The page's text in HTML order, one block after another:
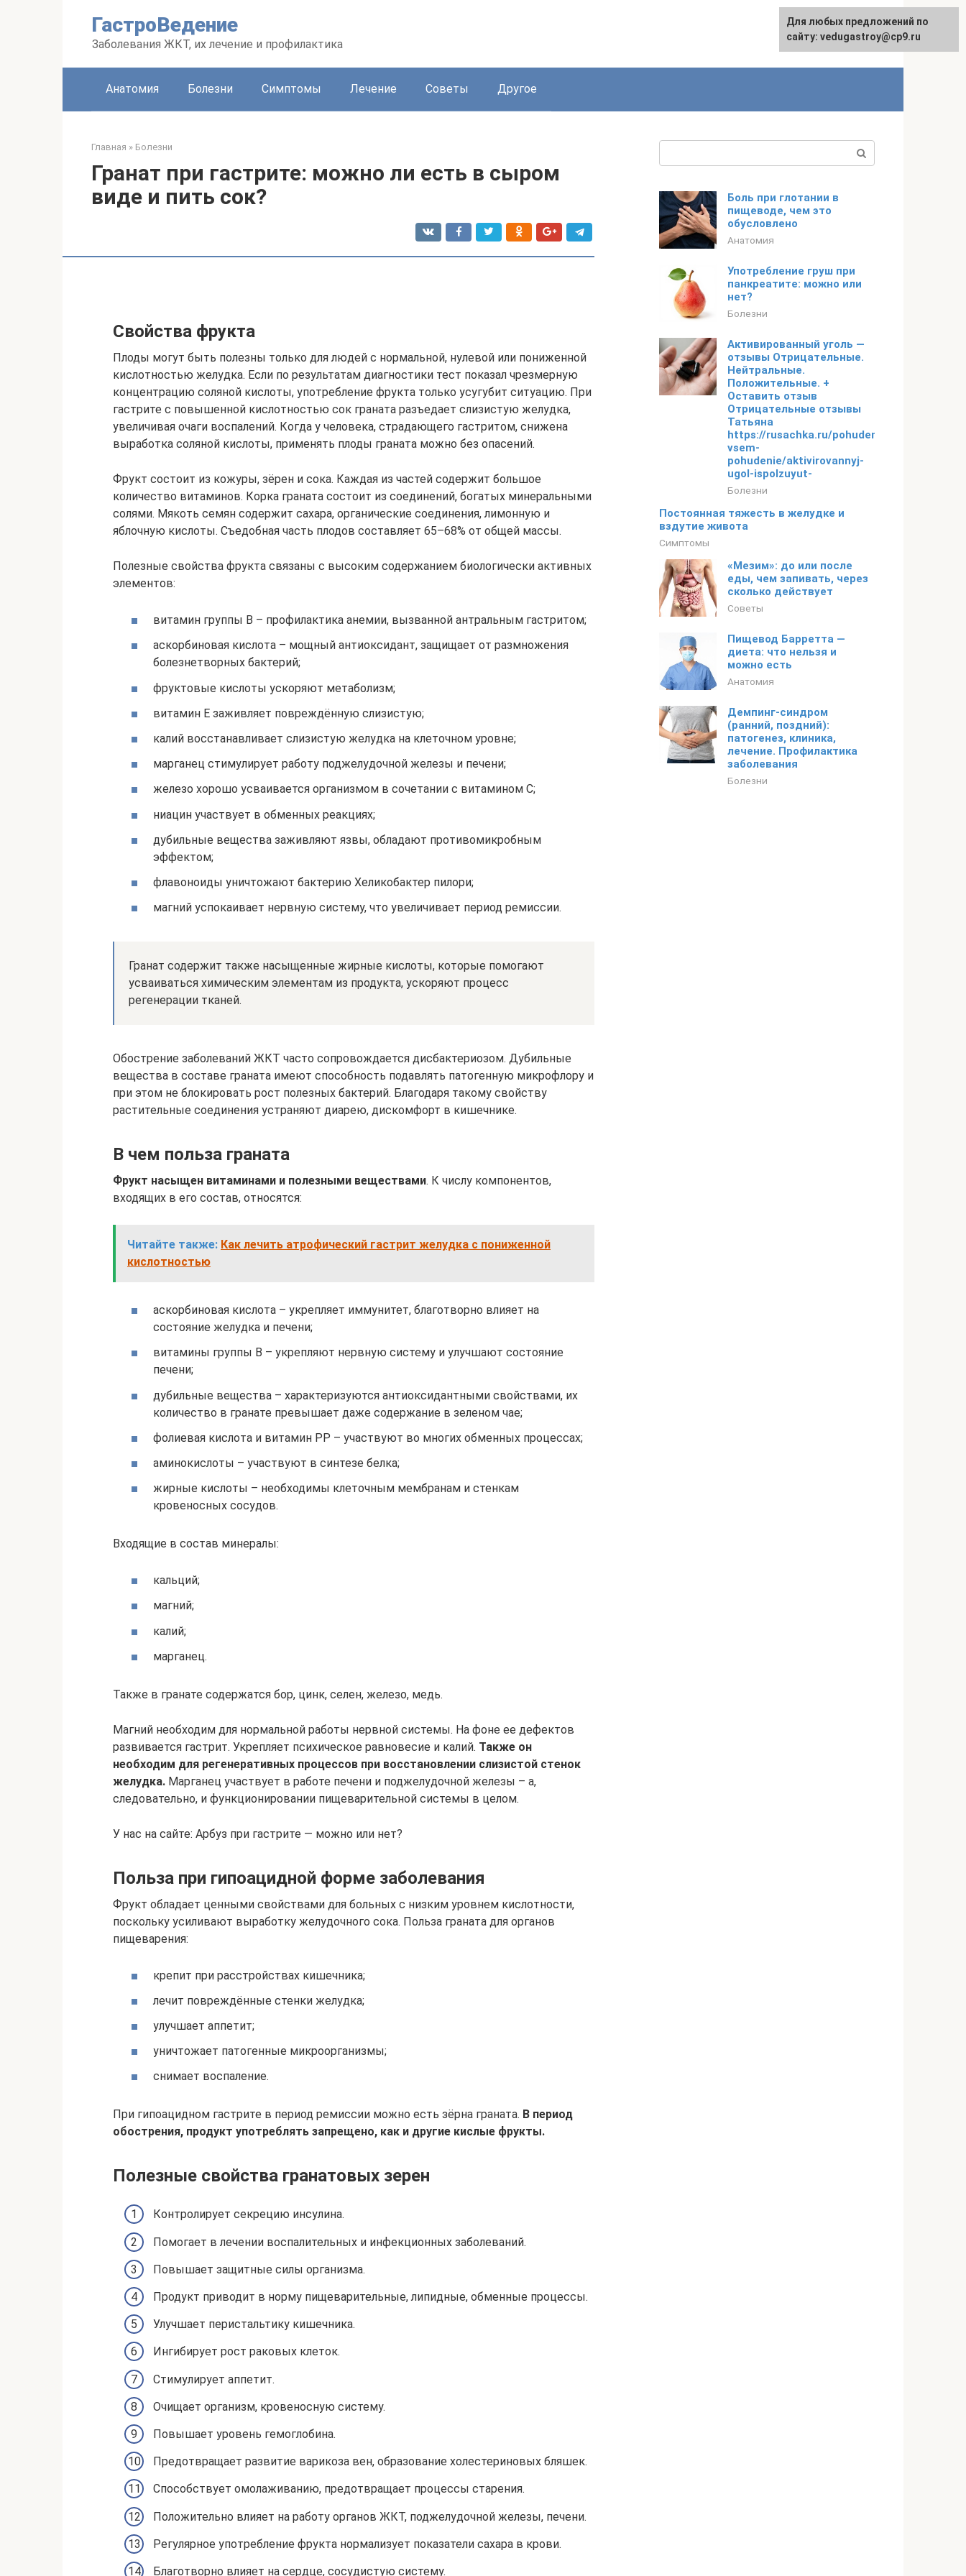
ГастроВедение
Заболевания ЖКТ, их лечение и профилактика
Анатомия Болезни Симптомы Лечение Советы Другое
Главная » Болезни
Гранат при гастрите: можно ли есть в сыром
виде и пить сок?
Свойства фрукта
Плоды могут быть полезны только для людей с нормальной, нулевой или пониженной
кислотностью желудка. Если по результатам диагностики тест показал чрезмерную
концентрацию соляной кислоты, употребление фрукта только усугубит ситуацию. При
гастрите с повышенной кислотностью сок граната разъедает слизистую желудка,
увеличивая очаги воспалений. Когда у человека, страдающего гастритом, снижена
выработка соляной кислоты, применять плоды граната можно без опасений.
Фрукт состоит из кожуры, зёрен и сока. Каждая из частей содержит большое
количество витаминов. Корка граната состоит из соединений, богатых минеральными
солями. Мякоть семян содержит сахара, органические соединения, лимонную и
яблочную кислоты. Съедобная часть плодов составляет 65–68% от общей массы.
Полезные свойства фрукта связаны с высоким содержанием биологически активных
элементов:
витамин группы B – профилактика анемии, вызванной антральным гастритом;
аскорбиновая кислота – мощный антиоксидант, защищает от размножения
болезнетворных бактерий;
фруктовые кислоты ускоряют метаболизм;
витамин E заживляет повреждённую слизистую;
калий восстанавливает слизистую желудка на клеточном уровне;
марганец стимулирует работу поджелудочной железы и печени;
железо хорошо усваивается организмом в сочетании c витамином C;
ниацин участвует в обменных реакциях;
дубильные вещества заживляют язвы, обладают противомикробным
эффектом;
флавоноиды уничтожают бактерию Хеликобактер пилори;
магний успокаивает нервную систему, что увеличивает период ремиссии.
Гранат содержит также насыщенные жирные кислоты, которые помогают
усваиваться химическим элементам из продукта, ускоряют процесс
регенерации тканей.
Обострение заболеваний ЖКТ часто сопровождается дисбактериозом. Дубильные
вещества в составе граната имеют способность подавлять патогенную микрофлору и
при этом не блокировать рост полезных бактерий. Благодаря такому свойству
растительные соединения устраняют диарею, дискомфорт в кишечнике.
В чем польза граната
Фрукт насыщен витаминами и полезными веществами. К числу компонентов,
входящих в его состав, относятся:
Читайте также: Как лечить атрофический гастрит желудка с пониженной
кислотностью
аскорбиновая кислота – укрепляет иммунитет, благотворно влияет на
состояние желудка и печени;
витамины группы В – укрепляют нервную систему и улучшают состояние
печени;
дубильные вещества – характеризуются антиоксидантными свойствами, их
количество в гранате превышает даже содержание в зеленом чае;
фолиевая кислота и витамин РР – участвуют во многих обменных процессах;
аминокислоты – участвуют в синтезе белка;
жирные кислоты – необходимы клеточным мембранам и стенкам
кровеносных сосудов.
Входящие в состав минералы:
кальций;
магний;
калий;
марганец.
Также в гранате содержатся бор, цинк, селен, железо, медь.
Магний необходим для нормальной работы нервной системы. На фоне ее дефектов
развивается гастрит. Укрепляет психическое равновесие и калий. Также он
необходим для регенеративных процессов при восстановлении слизистой стенок
желудка. Марганец участвует в работе печени и поджелудочной железы – а,
следовательно, и функционировании пищеварительной системы в целом.
У нас на сайте: Арбуз при гастрите — можно или нет?
Польза при гипоацидной форме заболевания
Фрукт обладает ценными свойствами для больных с низким уровнем кислотности,
поскольку усиливают выработку желудочного сока. Польза граната для органов
пищеварения:
крепит при расстройствах кишечника;
лечит повреждённые стенки желудка;
улучшает аппетит;
уничтожает патогенные микроорганизмы;
снимает воспаление.
При гипоацидном гастрите в период ремиссии можно есть зёрна граната. В период
обострения, продукт употреблять запрещено, как и другие кислые фрукты.
Полезные свойства гранатовых зерен
Контролирует секрецию инсулина.
Помогает в лечении воспалительных и инфекционных заболеваний.
Повышает защитные силы организма.
Продукт приводит в норму пищеварительные, липидные, обменные процессы.
Улучшает перистальтику кишечника.
Ингибирует рост раковых клеток.
Стимулирует аппетит.
Очищает организм, кровеносную систему.
Повышает уровень гемоглобина.
Предотвращает развитие варикоза вен, образование холестериновых бляшек.
Способствует омолаживанию, предотвращает процессы старения.
Положительно влияет на работу органов ЖКТ, поджелудочной железы, печени.
Регулярное употребление фрукта нормализует показатели сахара в крови.
Благотворно влияет на сердце, сосудистую систему.
Боль при глотании в
пищеводе, чем это
обусловлено
Анатомия
Употребление груш при
панкреатите: можно или
нет?
Болезни
Активированный уголь —
отзывы Отрицательные.
Нейтральные.
Положительные. +
Оставить отзыв
Отрицательные отзывы
Татьяна
https://rusachka.ru/pohudenie/obo-
vsem-
pohudenie/aktivirovannyj-
ugol-ispolzuyut-
Болезни
Постоянная тяжесть в желудке и
вздутие живота
Симптомы
«Мезим»: до или после
еды, чем запивать, через
сколько действует
Советы
Пищевод Барретта —
диета: что нельзя и
можно есть
Анатомия
Демпинг-синдром
(ранний, поздний):
патогенез, клиника,
лечение. Профилактика
заболевания
Болезни
Для любых предложений по
сайту: vedugastroy@cp9.ru